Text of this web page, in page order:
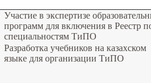
Участие в экспертизе
программ для включения в Реестр
специальностям ТиПО
Разработка учебников на казахском
языке для организации ТиПО